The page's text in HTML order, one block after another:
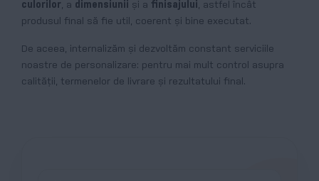
culorilor, a dimensiunii și a finisajului, astfel încât
produsul final să fie util, coerent și bine executat.
De aceea, internalizăm și dezvoltăm constant serviciile
noastre de personalizare: pentru mai mult control asupra
calității, termenelor de livrare și rezultatului final.